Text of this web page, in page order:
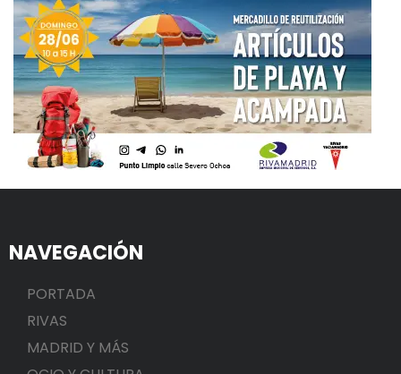
NAVEGACIÓN
PORTADA
RIVAS
MADRID Y MÁS